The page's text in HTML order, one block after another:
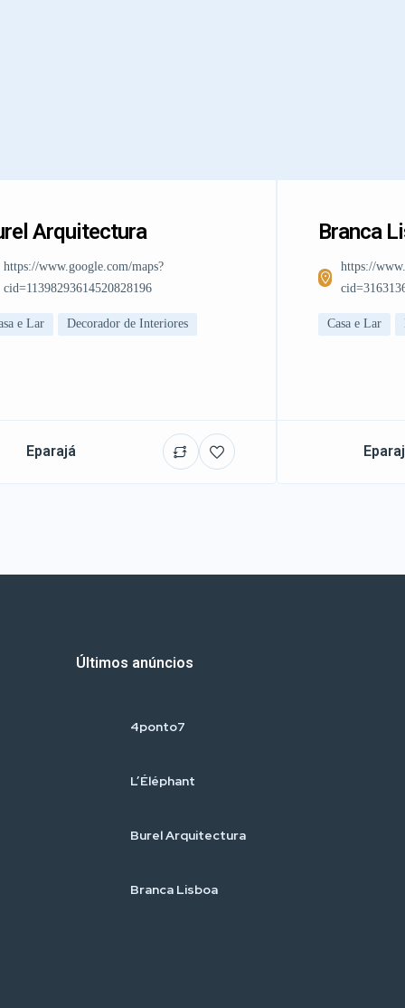
Arquitectura
https://www.google.com/maps?
cid=11398293614520828196
e Lar Decorador de Interiores
Eparajá
Branca
https://
Casa e Lar
Últimos anúncios
4ponto7
L’Éléphant
Burel Arquitectura
Branca Lisboa